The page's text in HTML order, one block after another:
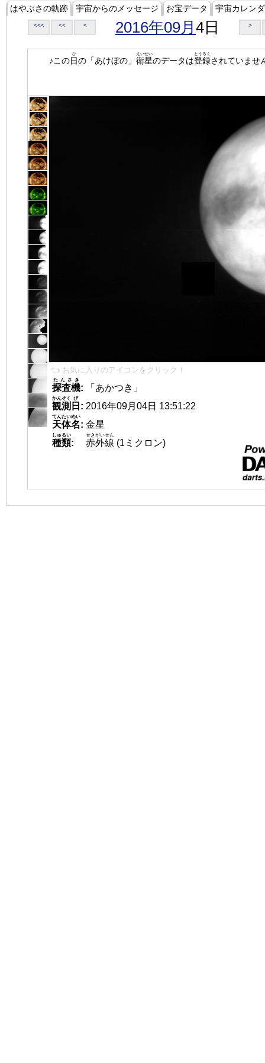
はやぶさの軌跡 宇宙からのメッセージ お宝データ 宇宙カレン
<<< << < 2016年09月 4日 >
♪この日
ひ
の「あけぼの」 衛星
えいせい
のデータは登録
とうろく
されていませ
👈 お気に入りのアイコンをクリック！
探査機
たんさき
:
「あかつき」
観測
かんそく
日
び
: 2016年09月04日 13:51:22
天体名
てんたいめい
: 金星
種類
しゅるい
: 赤外線
せきがいせん
(1ミクロン)